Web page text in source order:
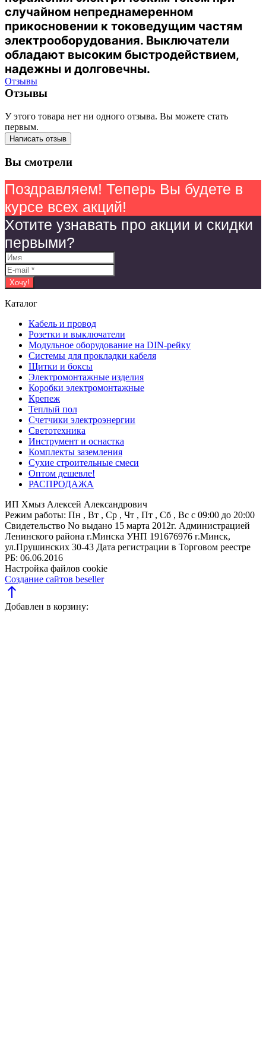
случайном непреднамеренном
прикосновении к токоведущим частям
электрооборудования. Выключатели
обладают высоким быстродействием,
надежны и долговечны.
Отзывы
Отзывы
У этого товара нет ни одного отзыва. Вы можете стать
первым.
Написать отзыв
Вы смотрели
Поздравляем! Теперь Вы будете в
курсе всех акций!
Хотите узнавать про акции и скидки
первыми?
Каталог
Кабель и провод
Розетки и выключатели
Модульное оборудование на DIN-рейку
Системы для прокладки кабеля
Щитки и боксы
Электромонтажные изделия
Коробки электромонтажные
Крепеж
Теплый пол
Счетчики электроэнергии
Светотехника
Инструмент и оснастка
Комплекты заземления
Сухие строительные смеси
Оптом дешевле!
РАСПРОДАЖА
ИП Хмыз Алексей Александрович
Режим работы: Пн , Вт , Ср , Чт , Пт , Сб , Вс c 09:00 до 20:00
Свидетельство No выдано 15 марта 2012г. Администрацией
Ленинского района г.Минска УНП 191676976 г.Минск,
ул.Прушинских 30-43 Дата регистрации в Торговом реестре
РБ: 06.06.2016
Настройка файлов cookie
Создание сайтов beseller
north
Добавлен в корзину: